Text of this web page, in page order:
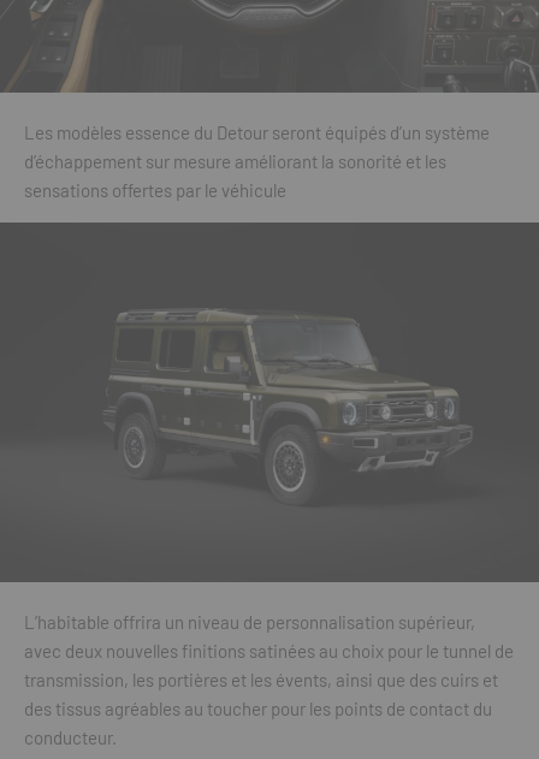
Les modèles essence du Detour seront équipés d’un système
d’échappement sur mesure améliorant la sonorité et les
sensations offertes par le véhicule
L’habitable offrira un niveau de personnalisation supérieur,
avec deux nouvelles finitions satinées au choix pour le tunnel de
transmission, les portières et les évents, ainsi que des cuirs et
des tissus agréables au toucher pour les points de contact du
conducteur.